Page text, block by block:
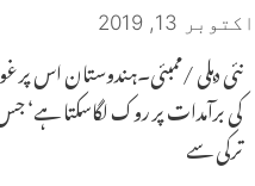
اکتوبر 13, 2019
نئی دہلی /ممبئی۔ہندوستان اس پر
کی برآمدات پر روک لگاسکتا ہے‘
ترکی سے